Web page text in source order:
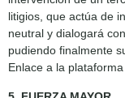
litigios, que actúa de
neutral y dialogará
pudiendo finalmente
Enlace a la